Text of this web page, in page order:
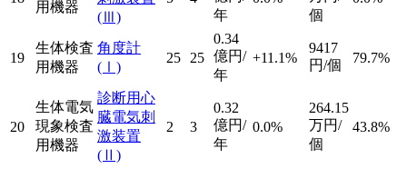
用機器
(Ⅲ)
年
個
19
生体検査
用機器
角度計
(Ⅰ)
25 25
0.34
億円/
年
+11.1%
9417
円/個
79.7%
20
生体電気
現象検査
用機器
診断用心
臓電気刺
激装置
(Ⅱ)
2 3
0.32
億円/
年
0.0%
264.15
万円/
個
43.8%